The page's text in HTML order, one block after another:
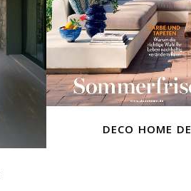
deco home de